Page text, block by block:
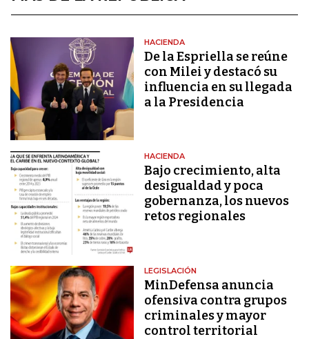
HACIENDA
De la Espriella se reúne
con Milei y destacó su
influencia en su llegada
a la Presidencia
HACIENDA
Bajo crecimiento, alta
desigualdad y poca
gobernanza, los nuevos
retos regionales
LEGISLACIÓN
MinDefensa anuncia
ofensiva contra grupos
criminales y mayor
control territorial